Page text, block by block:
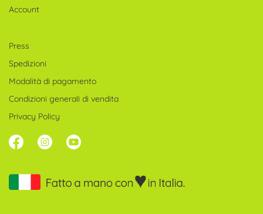
Account
Press
Spedizioni
Modalità di pagamento
Condizioni generali di vendita
Privacy Policy